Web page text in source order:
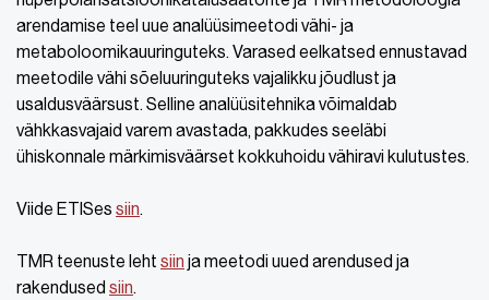
arendamise teel uue analüüsimeetodi vähi- ja
metaboloomikauuringuteks. Varased eelkatsed ennustavad
meetodile vähi sõeluuringuteks vajalikku jõudlust ja
usaldusväärsust. Selline analüüsitehnika võimaldab
vähkkasvajaid varem avastada, pakkudes seeläbi
ühiskonnale märkimisväärset kokkuhoidu vähiravi kulutustes.
Viide ETISes siin.
TMR teenuste leht siin ja meetodi uued arendused ja
rakendused siin.